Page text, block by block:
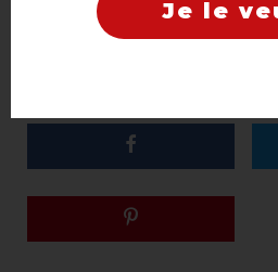
AMÉNAGEMENT
Je le